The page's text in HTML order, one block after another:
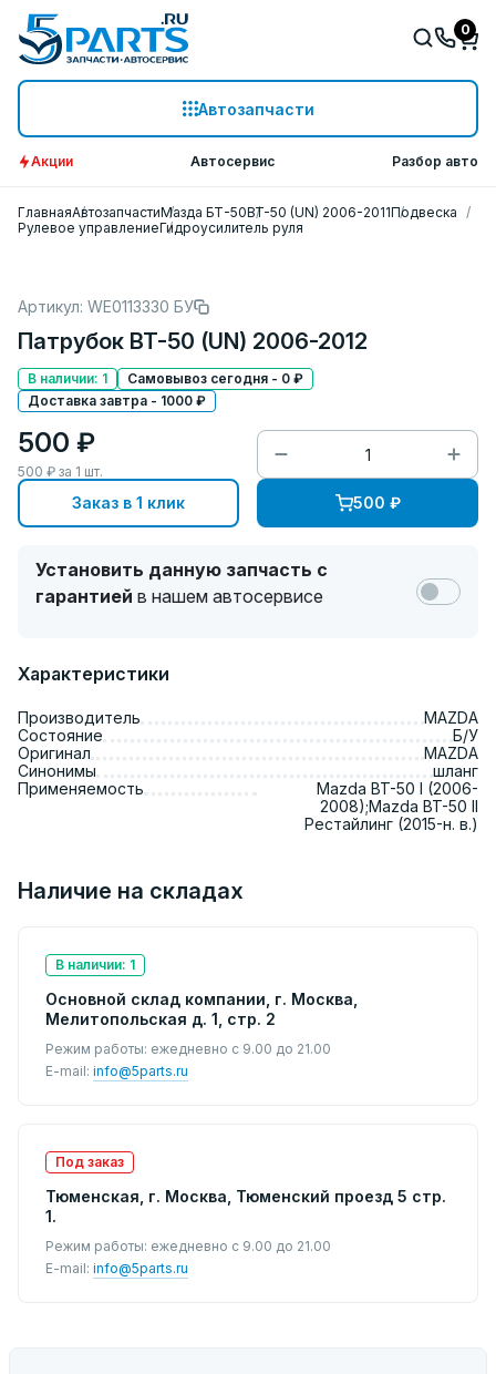
Автозапчасти
0
Акции Автосервис Разбор авто
ГлавнаяАвтозапчастиМазда БТ-50BT-50 (UN) 2006-2011Подвеска
Рулевое управлениеГидроусилитель руля
Артикул: WE0113330 БУ
Патрубок BT-50 (UN) 2006-2012
В наличии: 1
Самовывоз сегодня - 0 ₽
Доставка завтра - 1000 ₽
500 ₽
500 ₽ за 1 шт.
Заказ в 1 клик 500 ₽
Установить данную запчасть с
гарантией в нашем автосервисе
Характеристики
Производитель
MAZDA
Состояние
Б/У
Оригинал
MAZDA
Синонимы
шланг
Применяемость
Mazda BT-50 I (2006-
2008);Mazda BT-50 II
Рестайлинг (2015-н. в.)
Наличие на складах
В наличии: 1
Основной склад компании, г. Москва,
Мелитопольская д. 1, стр. 2
Режим работы: ежедневно с 9.00 до 21.00
E-mail: info@5parts.ru
Под заказ
Тюменская, г. Москва, Тюменский проезд 5 стр.
1.
Режим работы: ежедневно с 9.00 до 21.00
E-mail: info@5parts.ru